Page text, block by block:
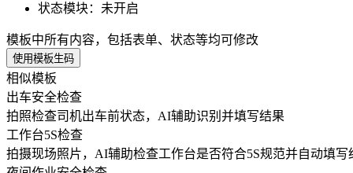
状态模块： 未开启
模板中所有内容，包括表单、状态等均可修改
使用模板生码
相似模板
出车安全检查
拍照检查司机出车前状态，AI辅助识别并填写结果
工作台5S检查
拍摄现场照片，AI辅助检查工作台是否符合5S规范并自动填写